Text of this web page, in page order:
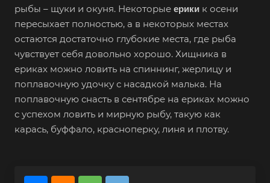
рыбы – щуки и окуня. Некоторые ерики к осени
пересыхает полностью, а в некоторых местах
остаются достаточно глубокие места, где рыба
чувствует себя довольно хорошо. Хищника в
ериках можно ловить на спиннинг, жерлицу и
поплавочную удочку с насадкой малька. На
поплавочную снасть в сентябре на ериках можно
с успехом ловить и мирную рыбу, такую как
карась, буффало, красноперку, линя и плотву.